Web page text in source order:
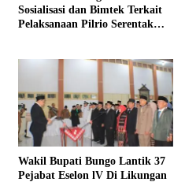
Sosialisasi dan Bimtek Terkait
Pelaksanaan Pilrio Serentak
Wakil Bupati Bungo Lantik 37
Pejabat Eselon lV Di Likungan